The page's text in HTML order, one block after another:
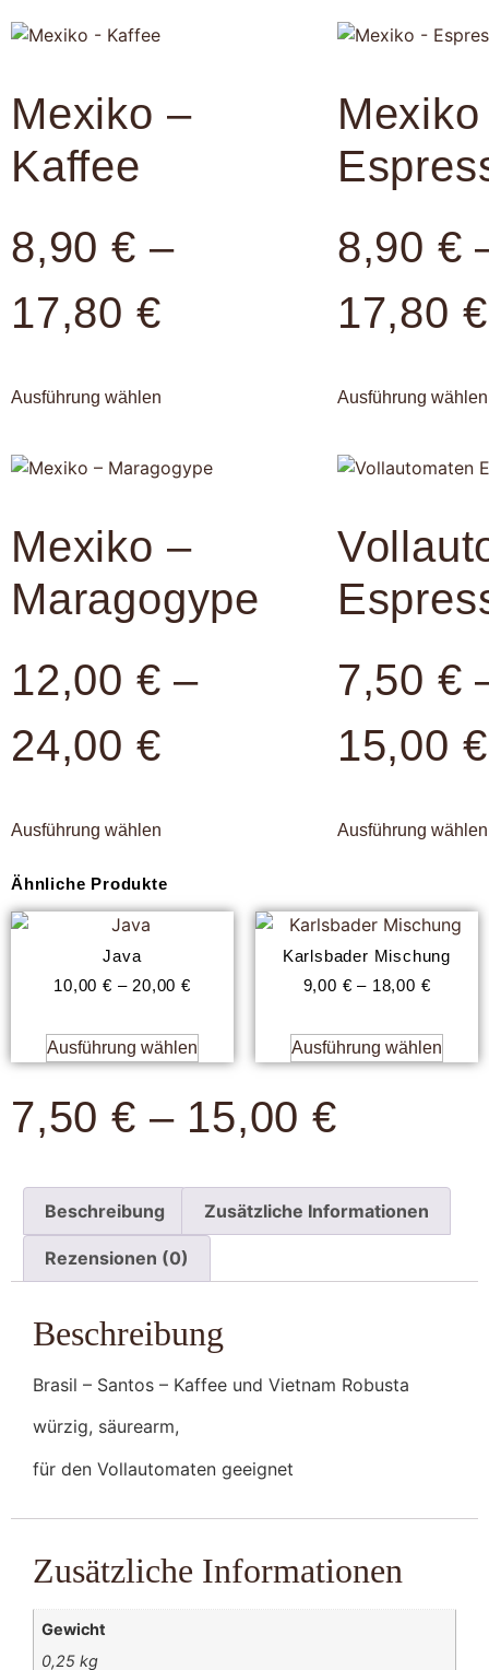
Mexiko –
Kaffee
8,90 € –
17,80 €
Ausführung wählen
8,90 €
17,80 €
Ausführung wählen
Mexiko –
Maragogype
12,00 € –
24,00 €
Ausführung wählen
7,50 €
15,00 €
Ausführung wählen
Ähnliche Produkte
Java
10,00 € – 20,00€
Ausführung wählen
Karlsbader Mischung
9,00 € – 18,00 €
Ausführung wählen
7,50 € – 15,00€
Beschreibung Zusätzliche Informationen
Rezensionen (0)
Beschreibung
Brasil – Santos – Kaffee und Vietnam Robusta
würzig, säurearm,
für den Vollautomaten geeignet
Zusätzliche Informationen
Gewicht
0,25 kg